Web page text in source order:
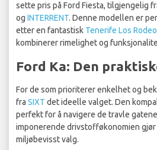
sette pris på Ford Fiesta, tilgjengelig
og INTERRENT. Denne modellen er
etter en fantastisk Tenerife Los
kombinerer rimelighet og
Ford Ka: Den
For de som prioriterer enkelhet og
fra SIXT det ideelle valget. Den
perfekt for å navigere de travle
imponerende drivstofføkonomien
miljøbevisst valg.